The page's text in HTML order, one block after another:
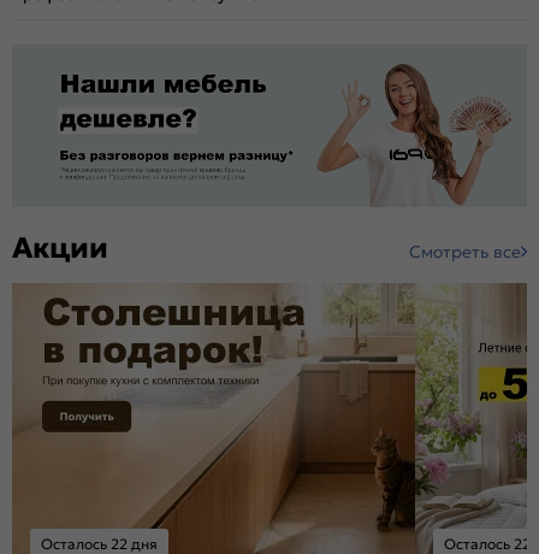
Акции Смотреть все
Осталось 22 дня Осталось 22